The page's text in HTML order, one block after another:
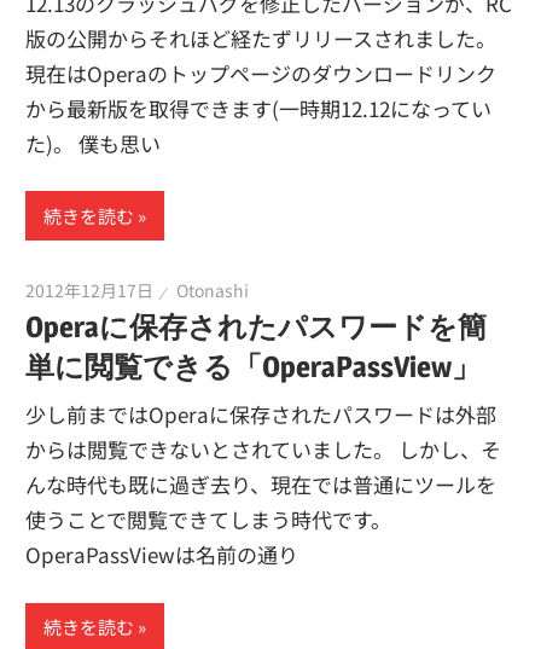
版の公開からそれほど経たずリリースされました。
現在はOperaのトップページのダウンロードリンク
から最新版を取得できます(一時期12.12になってい
た)。 僕も思い
続きを読む
2012年12月17日 Otonashi
Operaに保存されたパスワードを簡
単に閲覧できる「OperaPassView」
少し前まではOperaに保存されたパスワードは外部
からは閲覧できないとされていました。 しかし、そ
んな時代も既に過ぎ去り、現在では普通にツールを
使うことで閲覧できてしまう時代です。
OperaPassViewは名前の通り
続きを読む